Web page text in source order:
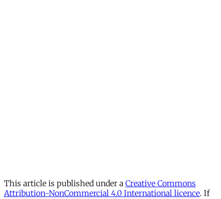
This article is published under a Creative Commons
Attribution-NonCommercial 4.0 International licence. If